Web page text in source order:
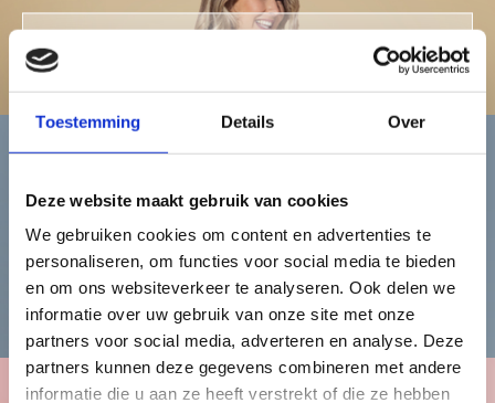
Toestemming Details Over
Deze website maakt gebruik van cookies
We gebruiken cookies om content en advertenties te
personaliseren, om functies voor social media te bieden
en om ons websiteverkeer te analyseren. Ook delen we
informatie over uw gebruik van onze site met onze
partners voor social media, adverteren en analyse. Deze
partners kunnen deze gegevens combineren met andere
informatie die u aan ze heeft verstrekt of die ze hebben
Bekijk de damescollectie
Heren
Bekijk de herencollectie